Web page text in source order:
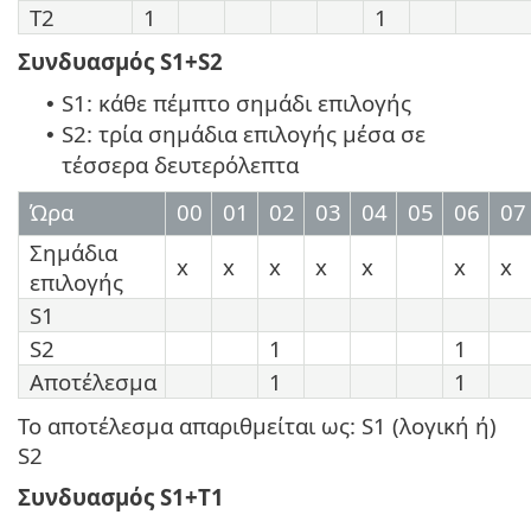
T2
1
1
Συνδυασμός S1+S2
• S1: κάθε πέμπτο σημάδι επιλογής
• S2: τρία σημάδια επιλογής μέσα σε
τέσσερα δευτερόλεπτα
Ώρα
00 01 02 03 04 05 06
07
Σημάδια
επιλογής
x x x x x x
x
S1
S2
1
1
Αποτέλεσμα
1
1
Το αποτέλεσμα απαριθμείται ως: S1 (λογική ή)
S2
Συνδυασμός S1+T1